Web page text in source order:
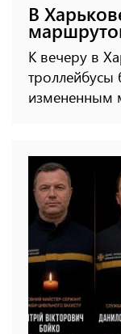
В
К вечеру в
троллейбусы
измененным